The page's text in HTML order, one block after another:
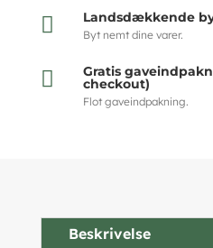
 Landsdækkende
Byt nemt dine varer.
 Gratis
checkout)
Flot gaveindpakning.
Beskrivelse